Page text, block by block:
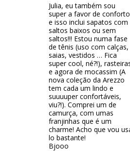
Julia, eu também sou
super a favor de conforto
e isso inclui sapatos com
saltos baixos ou sem
saltos!!! Estou numa fase
de tênis (uso com calças,
saias, vestidos … Fica
super cool, né?!),
e agora de mocassim (A
nova coleção da Arezzo
tem cada um lindo e
suuuuper confortáveis,
viu?!). Comprei um de
camurça, com umas
franjinhas que é um
charme! Acho que vou
lo bastante!
Bjooo